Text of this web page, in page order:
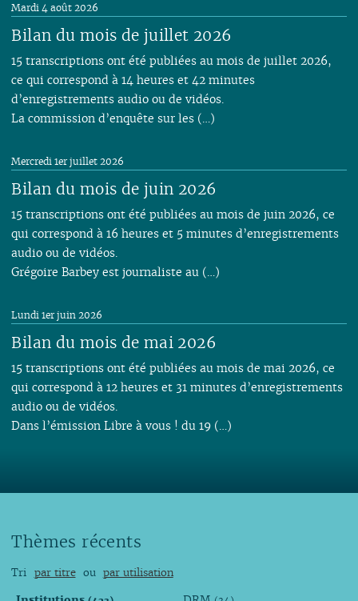
Bilan du mois de juillet 2026
Mardi 4 août 2026
15 transcriptions ont été publiées au mois de juillet 2026,
ce qui correspond à 14 heures et 42 minutes
d’enregistrements audio ou de vidéos.
La commission d’enquête sur les (…)
Bilan du mois de juin 2026
Mercredi 1er juillet 2026
15 transcriptions ont été publiées au mois de juin 2026, ce
qui correspond à 16 heures et 5 minutes d’enregistrements
audio ou de vidéos.
Grégoire Barbey est journaliste au (…)
Bilan du mois de mai 2026
Lundi 1er juin 2026
15 transcriptions ont été publiées au mois de mai 2026, ce
qui correspond à 12 heures et 31 minutes d’enregistrements
audio ou de vidéos.
Dans l’émission Libre à vous ! du 19 (…)
Thèmes récents
Tri par titre ou par utilisation